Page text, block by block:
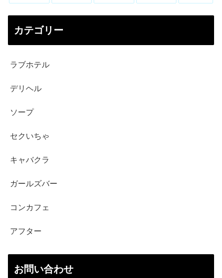
カテゴリー
ラブホテル
デリヘル
ソープ
セクいちゃ
キャバクラ
ガールズバー
コンカフェ
アフター
お問い合わせ